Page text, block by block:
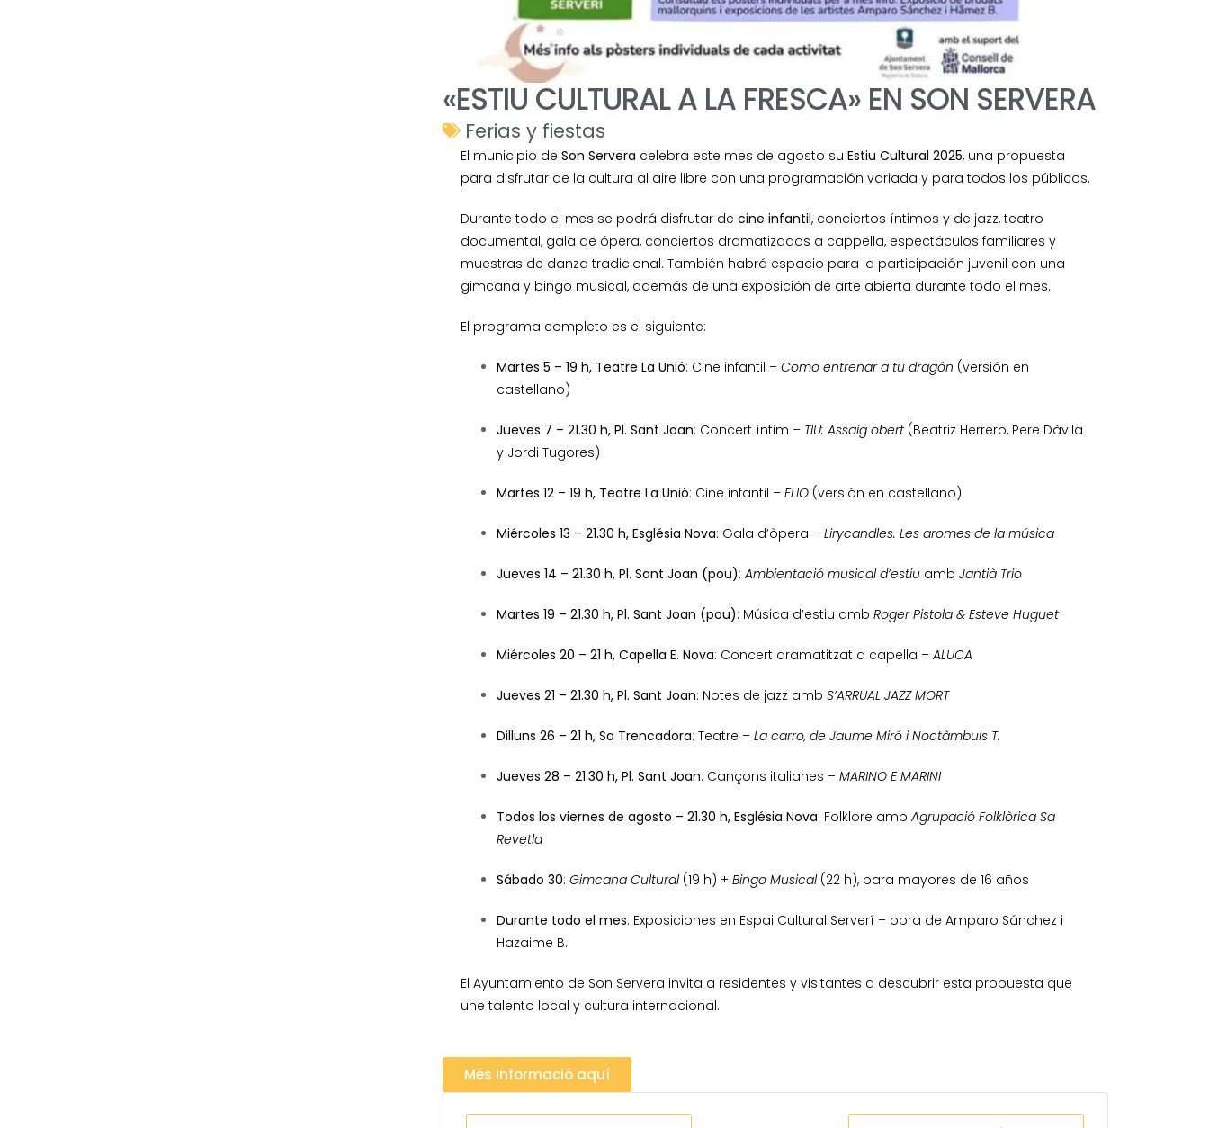
«ESTIU CULTURAL A LA FRESCA» EN SON SERVERA
Ferias y fiestas
El municipio de Son Servera celebra este mes de agosto su Estiu Cultural 2025, una propuesta
para disfrutar de la cultura al aire libre con una programación variada y para todos los públicos.
Durante todo el mes se podrá disfrutar de cine infantil, conciertos íntimos y de jazz, teatro
documental, gala de ópera, conciertos dramatizados a cappella, espectáculos familiares y
muestras de danza tradicional. También habrá espacio para la participación juvenil con una
gimcana y bingo musical, además de una exposición de arte abierta durante todo el mes.
El programa completo es el siguiente:
Martes 5 – 19 h, Teatre La Unió: Cine infantil – Como entrenar a tu dragón (versión en
castellano)
Jueves 7 – 21.30 h, Pl. Sant Joan: Concert íntim – TIU: Assaig obert(Beatriz Herrero, Pere Dàvila
y Jordi Tugores)
Martes 12 – 19 h, Teatre La Unió: Cine infantil – ELIO(versión en castellano)
Miércoles 13 – 21.30 h, Església Nova: Gala d’òpera – Lirycandles. Les aromes de la música
Jueves 14 – 21.30 h, Pl. Sant Joan (pou): Ambientació musical d’estiuamb Jantià Trio
Martes 19 – 21.30 h, Pl. Sant Joan (pou): Música d’estiu amb Roger Pistola & Esteve Huguet
Miércoles 20 – 21 h, Capella E. Nova: Concert dramatitzat a capella – ALUCA
Jueves 21 – 21.30 h, Pl. Sant Joan: Notes de jazz amb S’ARRUAL JAZZ MORT
Dilluns 26 – 21 h, Sa Trencadora: Teatre – La carro, de Jaume Miró i Noctàmbuls T.
Jueves 28 – 21.30 h, Pl. Sant Joan: Cançons italianes – MARINO E MARINI
Todos los viernes de agosto – 21.30 h, Església Nova: Folklore amb Agrupació Folklòrica Sa
Revetla
Sábado 30: Gimcana Cultural(19 h) + Bingo Musical(22 h), para mayores de 16 años
Durante todo el mes: Exposiciones en Espai Cultural Serverí – obra de Amparo Sánchez i
Hazaime B.
El Ayuntamiento de Son Servera invita a residentes y visitantes a descubrir esta propuesta que
une talento local y cultura internacional.
Més informació aquí